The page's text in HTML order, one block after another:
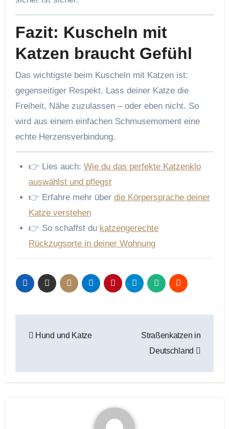
Fazit: Kuscheln mit
Katzen braucht Gefühl
Das wichtigste beim Kuscheln mit Katzen ist:
gegenseitiger Respekt. Lass deiner Katze die
Freiheit, Nähe zuzulassen – oder eben nicht. So
wird aus einem einfachen Schmusemoment eine
echte Herzensverbindung.
👉 Lies auch: Wie du das perfekte Katzenklo
auswählst und pflegst
👉 Erfahre mehr über die Körpersprache deiner
Katze verstehen
👉 So schaffst du katzengerechte
Rückzugsorte in deiner Wohnung
Hund und Katze
Straßenkatzen in
Deutschland